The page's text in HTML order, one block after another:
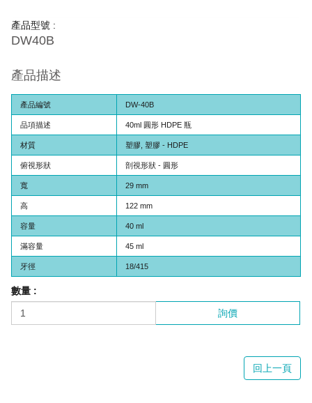
產品型號 :
DW40B
產品描述
產品編號 DW-40B
品項描述 40ml 圓形 HDPE 瓶
材質 塑膠, 塑膠 - HDPE
俯視形狀 剖視形狀 - 圓形
寬 29 mm
高 122 mm
容量 40 ml
滿容量 45 ml
牙徑 18/415
數量 :
詢價
回上一頁